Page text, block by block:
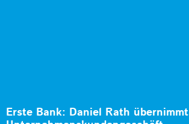
Erste Bank: Daniel Rath übernimmt